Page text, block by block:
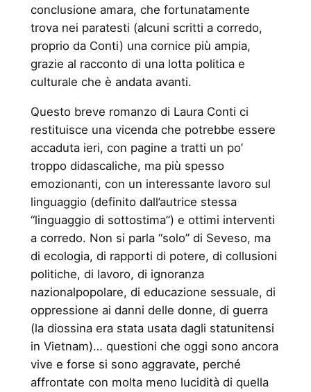
conclusione amara, che fortunatamente
trova nei paratesti (alcuni scritti a corredo,
proprio da Conti) una cornice più ampia,
grazie al racconto di una lotta politica e
culturale che è andata avanti.
Questo breve romanzo di Laura Conti ci
restituisce una vicenda che potrebbe essere
accaduta ieri, con pagine a tratti un po’
troppo didascaliche, ma più spesso
emozionanti, con un interessante lavoro sul
linguaggio (definito dall’autrice stessa
“linguaggio di sottostima”) e ottimi interventi
a corredo. Non si parla “solo” di Seveso, ma
di ecologia, di rapporti di potere, di collusioni
politiche, di lavoro, di ignoranza
nazionalpopolare, di educazione sessuale, di
oppressione ai danni delle donne, di guerra
(la diossina era stata usata dagli statunitensi
in Vietnam)… questioni che oggi sono ancora
vive e forse si sono aggravate, perché
affrontate con molta meno lucidità di quella